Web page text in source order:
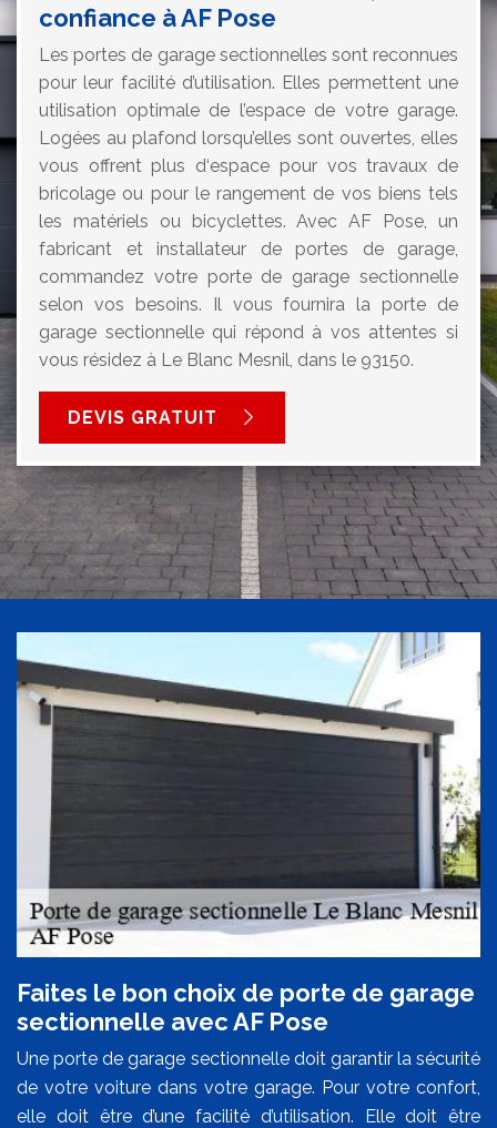
confiance à AF Pose
Les portes de garage sectionnelles sont reconnues
pour leur facilité d’utilisation. Elles permettent une
utilisation optimale de l’espace de votre garage.
Logées au plafond lorsqu’elles sont ouvertes, elles
vous offrent plus d‘espace pour vos travaux de
bricolage ou pour le rangement de vos biens tels
les matériels ou bicyclettes. Avec AF Pose, un
fabricant et installateur de portes de garage,
commandez votre porte de garage sectionnelle
selon vos besoins. Il vous fournira la porte de
garage sectionnelle qui répond à vos attentes si
vous résidez à Le Blanc Mesnil, dans le 93150.
DEVIS GRATUIT
Faites le bon choix de porte de garage
sectionnelle avec AF Pose
Une porte de garage sectionnelle doit garantir la sécurité
de votre voiture dans votre garage. Pour votre confort,
elle doit être d’une facilité d’utilisation. Elle doit être